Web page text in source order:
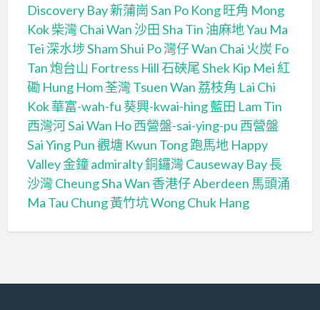
Discovery Bay新蒲崗 San Po Kong旺角 Mong
Kok柴灣 Chai Wan沙田 Sha Tin 油麻地 Yau Ma
Tei深水埗 Sham Shui Po灣仔 Wan Chai 火炭 Fo
Tan炮台山 Fortress Hill石硤尾 Shek Kip Mei 紅
磡 Hung Hom荃灣 Tsuen Wan 荔枝角 Lai Chi
Kok華富-wah-fu葵興-kwai-hing藍田 Lam Tin
西灣河 Sai Wan Ho西營盤-sai-ying-pu 西營盤
Sai Ying Pun觀塘 Kwun Tong跑馬地 Happy
Valley金鐘 admiralty銅鑼灣 Causeway Bay長
沙灣 Cheung Sha Wan 香港仔 Aberdeen 馬頭涌
Ma Tau Chung黃竹坑 Wong Chuk Hang